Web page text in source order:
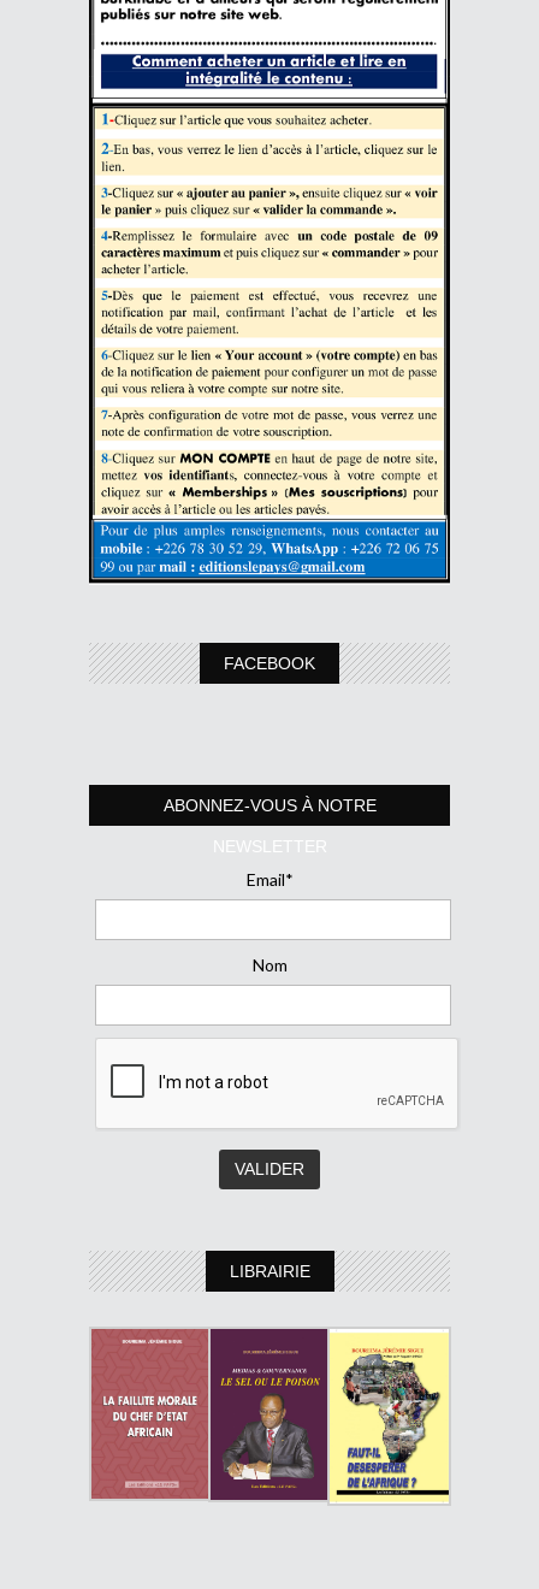
FACEBOOK
ABONNEZ-VOUS À NOTRE
NEWSLETTER
Email*
Nom
LIBRAIRIE